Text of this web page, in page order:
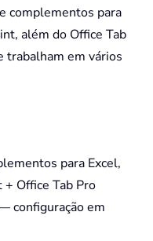
complementos para
além do Office Tab
trabalham em vários
para Excel,
Office Tab Pro
configuração em